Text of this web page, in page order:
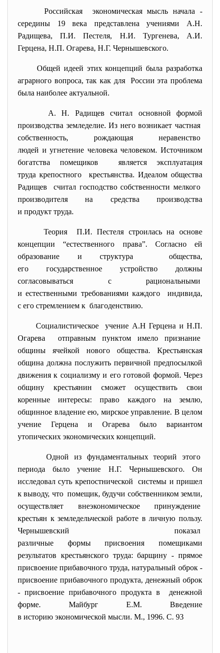
Российская экономическая мысль начала -
середины 19 века представлена учениями А.Н.
Радищева, П.И. Пестеля, Н.И. Тургенева, А.И.
Герцена, Н.П. Огарева, Н.Г. Чернышевского.
Общей идеей этих концепций была разработка
аграрного вопроса, так как для России эта проблема
была наиболее актуальной.
А. Н. Радищев считал основной формой
производства земледелие. Из него возникает частная
собственность, рождающая неравенство
людей и угнетение человека человеком. Источником
богатства помещиков является эксплуатация
труда крепостного крестьянства. Идеалом общества
Радищев считал господство собственности мелкого
производителя на средства производства
и продукт труда.
Теория П.И. Пестеля строилась на основе
концепции “естественного права”. Согласно ей
образование и структура общества,
его государственное устройство должны
согласовываться с рациональными
и естественными требованиями каждого индивида,
с его стремлением к благоденствию.
Социалистическое учение А.Н Герцена и Н.П.
Огарева отправным пунктом имело признание
общины ячейкой нового общества. Крестьянская
община должна послужить первичной предпосылкой
движения к социализму и его готовой формой. Через
общину крестьянин сможет осуществить свои
коренные интересы: право каждого на землю,
общинное владение ею, мирское управление. В целом
учение Герцена и Огарева было вариантом
утопических экономических концепций.
Одной из фундаментальных теорий этого
периода было учение Н.Г. Чернышевского. Он
исследовал суть крепостнической системы и пришел
к выводу, что помещик, будучи собственником земли,
осуществляет внеэкономическое принуждение
крестьян к земледельческой работе в личную пользу.
Чернышевский показал
различные формы присвоения помещиками
результатов крестьянского труда: барщину - прямое
присвоение прибавочного труда, натуральный оброк -
присвоение прибавочного продукта, денежный оброк
- присвоение прибавочного продукта в денежной
форме. Майбург Е.М. Введение
в историю экономической мысли. М., 1996. С. 93